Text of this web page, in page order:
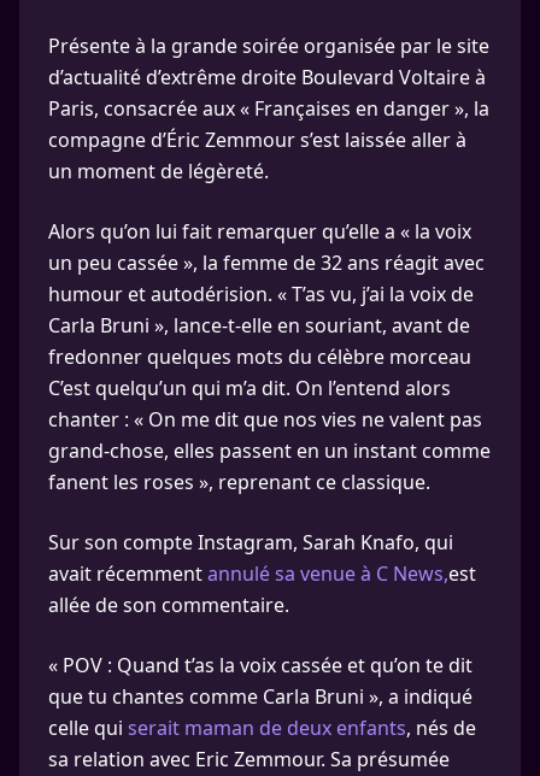
Présente à la grande soirée organisée par le site
d’actualité d’extrême droite Boulevard Voltaire à
Paris, consacrée aux « Françaises en danger », la
compagne d’Éric Zemmour s’est laissée aller à
un moment de légèreté.
Alors qu’on lui fait remarquer qu’elle a « la voix
un peu cassée », la femme de 32 ans réagit avec
humour et autodérision. « T’as vu, j’ai la voix de
Carla Bruni », lance-t-elle en souriant, avant de
fredonner quelques mots du célèbre morceau
C’est quelqu’un qui m’a dit. On l’entend alors
chanter : « On me dit que nos vies ne valent pas
grand-chose, elles passent en un instant comme
fanent les roses », reprenant ce classique.
Sur son compte Instagram, Sarah Knafo, qui
avait récemmentannulé sa venue à C News,est
allée de son commentaire.
« POV : Quand t’as la voix cassée et qu’on te dit
que tu chantes comme Carla Bruni », a indiqué
celle qui serait maman de deux enfants, nés de
sa relation avec Eric Zemmour. Sa présumée